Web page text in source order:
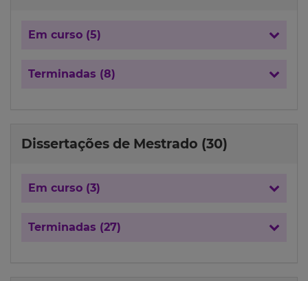
Em curso (5)
Terminadas (8)
Dissertações de Mestrado (30)
Em curso (3)
Terminadas (27)